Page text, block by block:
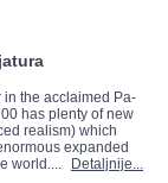
in the acclaimed Pa-
has plenty of new
realism) which
expanded
world....
Detaljnije...